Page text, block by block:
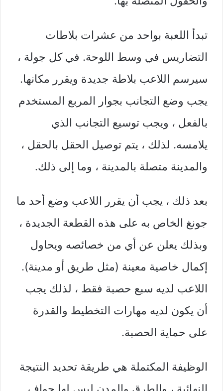
تبدأ اللعبة بواحد من عشرات بلاطات
التضاريس في وسط اللوحة. في كل جولة ،
سيرسم اللاعب بلاطة جديدة ويقرر مكانها.
يجب وضع التجانب بجوار المربع المستخدم
بالفعل ، ويجب توسيع التجانب الذي
يلامسه. لذلك ، يتم توصيل الحقل بالحقل ،
والمدينة متصلة بالمدينة ، وما إلى ذلك.
بعد ذلك ، يجب أن يقرر اللاعب وضع أحد ما
جونغ الخاص به على هذه القطعة الجديدة ،
وبذلك يعلن عن أي من خصائصه ويحاول
إكمال خاصية معينة (مثل طريق أو مدينة).
اللاعب لديه سبع حصبة فقط ، لذلك يجب
أن يكون لديه مهارات التخطيط والقدرة
على حماية الحصبة.
الوظيفة المكتملة هي طريقة تحديد النتيجة